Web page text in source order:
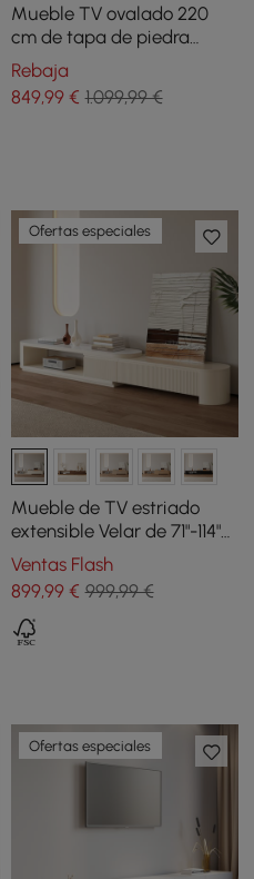
Mueble TV ovalado 220
cm de tapa de piedra
sinterizada blanco
Rebaja
849,99€ 1.099,99 €
Ofertas especiales
Mueble de TV estriado
extensible Velar de 71"-114"
con tapa de piedra
sinterizada y 3 cajones
Ventas Flash
899,99€ 999,99 €
Ofertas especiales